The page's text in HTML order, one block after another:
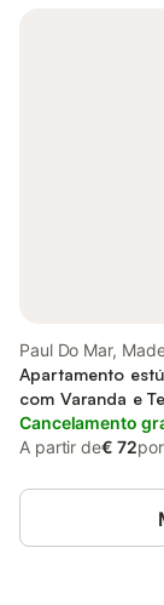
Paul Do Mar,
Apartamento
com Varanda e
Cancelamento
A partir de€ 72